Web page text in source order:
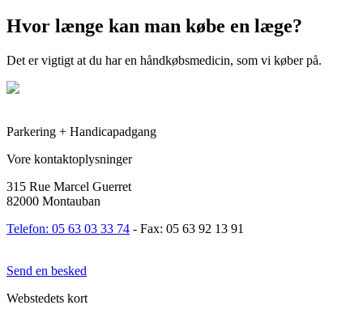
Hvor længe kan man købe en læge?
Det er vigtigt at du har en håndkøbsmedicin, som vi køber på.
Parkering + Handicapadgang
Vore kontaktoplysninger
315 Rue Marcel Guerret
82000 Montauban
Telefon: 05 63 03 33 74 - Fax: 05 63 92 13 91
Send en besked
Webstedets kort